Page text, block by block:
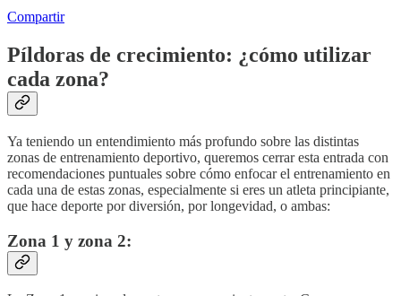
Compartir
Píldoras de crecimiento: ¿cómo utilizar
cada zona?
Ya teniendo un entendimiento más profundo sobre las distintas
zonas de entrenamiento deportivo, queremos cerrar esta entrada con
recomendaciones puntuales sobre cómo enfocar el entrenamiento en
cada una de estas zonas, especialmente si eres un atleta principiante,
que hace deporte por diversión, por longevidad, o ambas:
Zona 1 y zona 2: